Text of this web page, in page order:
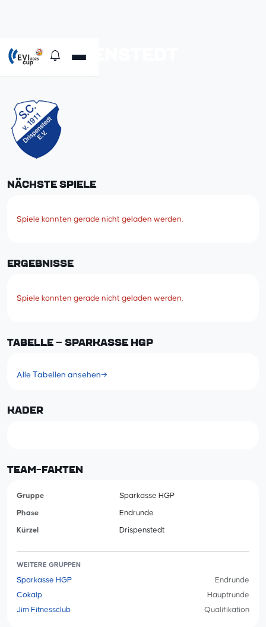
SC DRISPENSTEDT
NÄCHSTE SPIELE
Spiele konnten gerade nicht geladen werden.
ERGEBNISSE
Spiele konnten gerade nicht geladen werden.
TABELLE – SPARKASSE HGP
Alle Tabellen ansehen→
KADER
TEAM-FAKTEN
Gruppe Sparkasse HGP
Phase Endrunde
Kürzel Drispenstedt
WEITERE GRUPPEN
Sparkasse HGP
Endrunde
Cokalp
Hauptrunde
Jim Fitnessclub
Qualifikation